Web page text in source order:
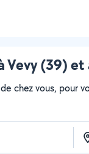
Vevy (39)
chez vous, pour